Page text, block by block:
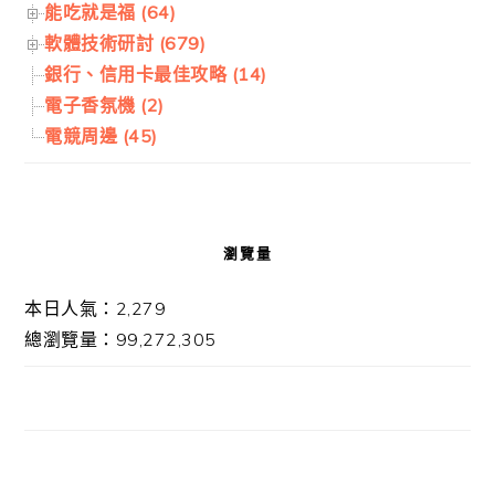
能吃就是福 (64)
軟體技術研討 (679)
銀行、信用卡最佳攻略 (14)
電子香氛機 (2)
電競周邊 (45)
瀏覽量
本日人氣：2,279
總瀏覽量：99,272,305